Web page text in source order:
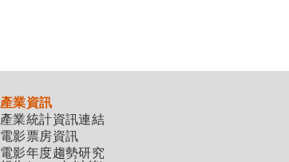
產業資訊
產業統計資訊連結
電影票房資訊
電影年度趨勢研究